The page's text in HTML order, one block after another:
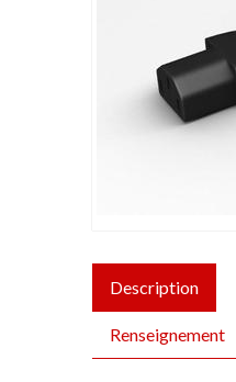
Description
Renseignement